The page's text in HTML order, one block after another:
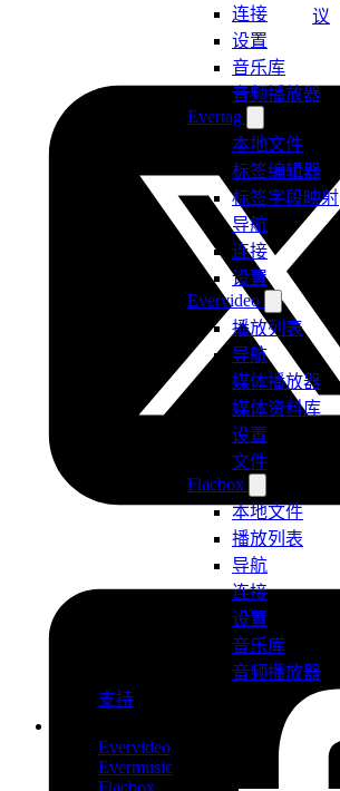
连接
设置
音乐库
音频播放器
Evertag
本地文件
标签编辑器
标签字段映射
导航
连接
设置
Evervideo
播放列表
导航
媒体播放器
媒体资料库
设置
文件
Flacbox
本地文件
播放列表
导航
连接
设置
音乐库
音频播放器
支持
Evervideo
Evermusic
Flacbox
议